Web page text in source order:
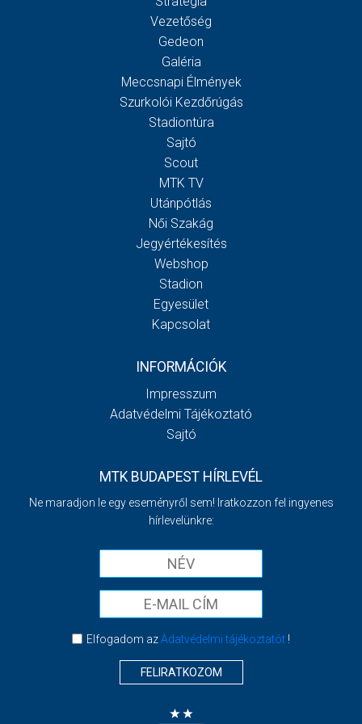
Vezetőség
Gedeon
Galéria
Meccsnapi Élmények
Szurkolói Kezdőrúgás
Stadiontúra
Sajtó
Scout
MTK TV
Utánpótlás
Női Szakág
Jegyértékesítés
Webshop
Stadion
Egyesület
Kapcsolat
INFORMÁCIÓK
Impresszum
Adatvédelmi Tájékoztató
Sajtó
MTK BUDAPEST HÍRLEVÉL
Ne maradjon le egy eseményről sem! Iratkozzon fel ingyenes
hírlevelünkre:
Elfogadom azAdatvédelmi tájékoztatót!
FELIRATKOZOM